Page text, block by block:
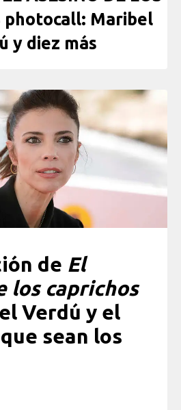
photocall: Maribel
y diez más
de El
los caprichos
Verdú y el
sean los